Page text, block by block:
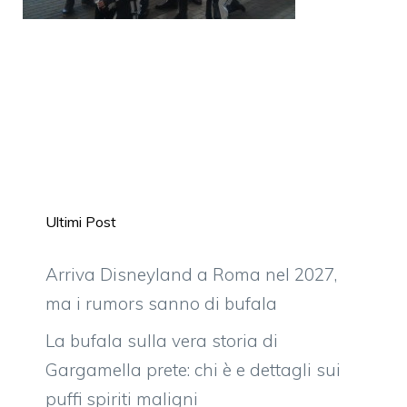
Ultimi Post
Arriva Disneyland a Roma nel 2027,
ma i rumors sanno di bufala
La bufala sulla vera storia di
Gargamella prete: chi è e dettagli sui
puffi spiriti maligni